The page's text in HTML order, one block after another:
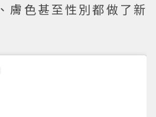
膚色甚至性別都做了新